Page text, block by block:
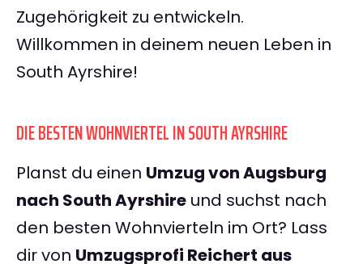
Zugehörigkeit zu entwickeln.
Willkommen in deinem neuen Leben in
South Ayrshire!
DIE BESTEN WOHNVIERTEL IN SOUTH AYRSHIRE
Planst du einen Umzug von Augsburg
nach South Ayrshire und suchst nach
den besten Wohnvierteln im Ort? Lass
dir von Umzugsprofi Reichert aus